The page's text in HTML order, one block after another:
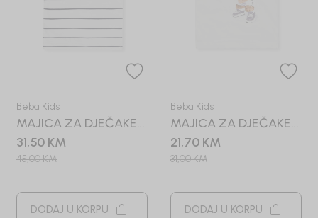
Beba Kids
MAJICA ZA DJEČAKE
ANDRIJA
31,50 KM
45,00KM
DODAJ U KORPU
Beba Kids
MAJICA ZA DJEČAKE
ANTONIO
21,70 KM
31,00KM
DODAJ U KORPU